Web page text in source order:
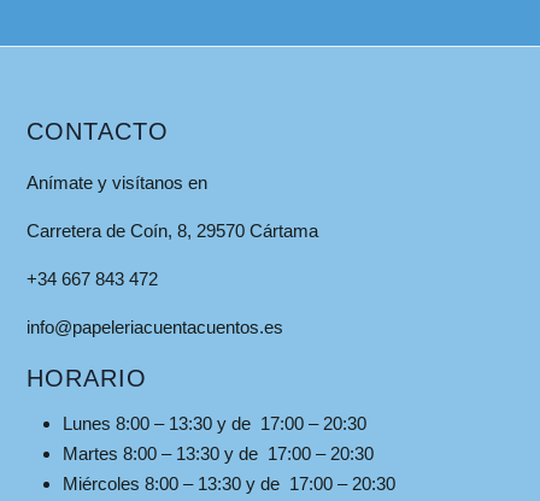
CONTACTO
Anímate y visítanos en
Carretera de Coín, 8, 29570 Cártama
+34 667 843 472
info@papeleriacuentacuentos.es
HORARIO
Lunes 8:00 – 13:30 y de 17:00 – 20:30
Martes 8:00 – 13:30 y de 17:00 – 20:30
Miércoles 8:00 – 13:30 y de 17:00 – 20:30